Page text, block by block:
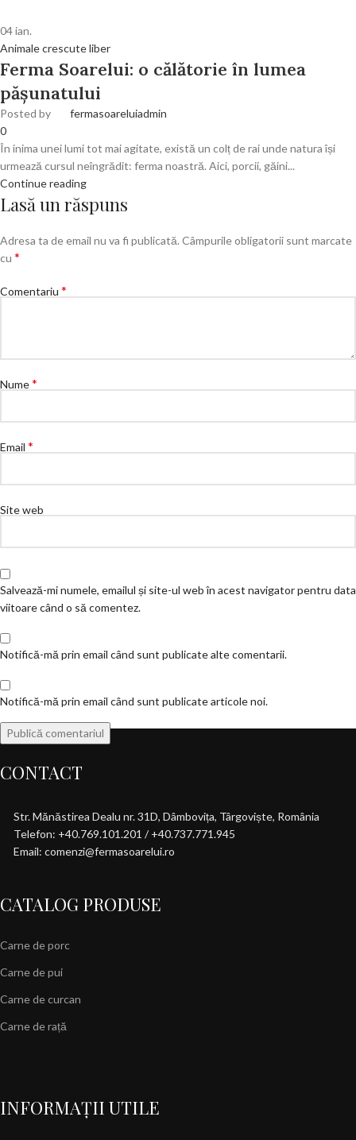
04ian.
Animale crescute liber
Ferma Soarelui: o călătorie în lumea
pășunatului
Posted by
fermasoareluiadmin
0
În inima unei lumi tot mai agitate, există un colț de rai unde natura își
urmează cursul neîngrădit: ferma noastră. Aici, porcii, găini...
Continue reading
Lasă un răspuns
Adresa ta de email nu va fi publicată. Câmpurile obligatorii sunt marcate
cu *
Comentariu *
Nume*
Email *
Site web
Salvează-mi numele, emailul și site-ul web în acest navigator pentru data
viitoare când o să comentez.
Notifică-mă prin email când sunt publicate alte comentarii.
Notifică-mă prin email când sunt publicate articole noi.
CONTACT
Str. Mănăstirea Dealu nr. 31D, Dâmbovița, Târgoviște, România
Telefon: +40.769.101.201 / +40.737.771.945
Email: comenzi@fermasoarelui.ro
CATALOG PRODUSE
Carne de porc
Carne de pui
Carne de curcan
Carne de rață
INFORMAȚII UTILE